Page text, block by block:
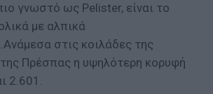
γνωστό ως Pelister, είναι το
με αλπικά
στις κοιλάδες της
Πρέσπας η υψηλότερη κορυφή
2.601.